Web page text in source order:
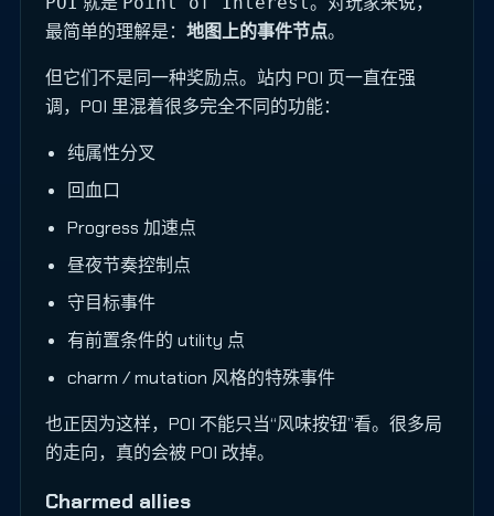
最简单的理解是： 地图上的事件节点。
但它们不是同一种奖励点。站内 POI 页一直在强
调，POI 里混着很多完全不同的功能：
纯属性分叉
回血口
Progress 加速点
昼夜节奏控制点
守目标事件
有前置条件的 utility 点
charm / mutation 风格的特殊事件
也正因为这样，POI 不能只当“风味按钮”看。很多局
的走向，真的会被 POI 改掉。
Charmed allies